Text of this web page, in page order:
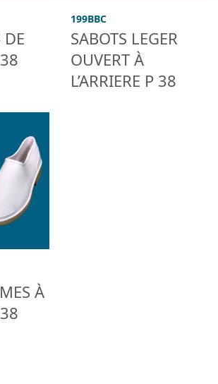
DE
199BBC
SABOTS LEGER
OUVERT À
L’ARRIERE P 38
À